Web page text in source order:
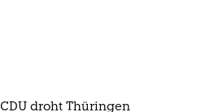
CDU droht Thüringen